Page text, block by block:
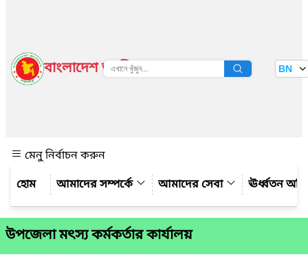
বাংলাদেশ জাতীয় তথ্য বাতায়ন BN
মেনু নির্বাচন করুন
আমাদের সম্পর্কে
আমাদের সেবা ঊর্ধ্বতন
উপজেলা মৎস্য কর্মকর্তার কার্যালয়